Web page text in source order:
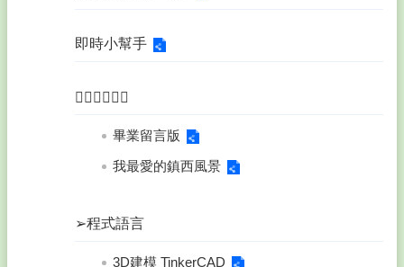
即時小幫手
𠈨業繳交連結
畢業留言版
我最愛的鎮西風景
➢程式語言
3D建模 TinkerCAD